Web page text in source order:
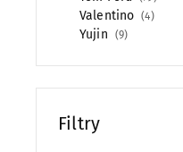
Valentino 4
Yujin 9
Filtry